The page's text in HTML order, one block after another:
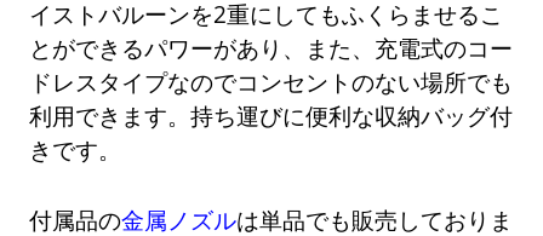
イストバルーンを2重にしてもふくらませるこ
とができるパワーがあり、また、充電式のコー
ドレスタイプなのでコンセントのない場所でも
利用できます。持ち運びに便利な収納バッグ付
きです。
付属品の金属ノズルは単品でも販売しておりま